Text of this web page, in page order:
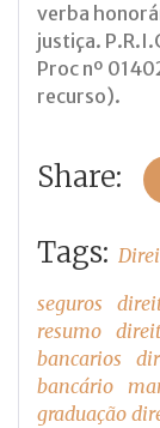
verba
justiça.
Proc nº
recurso).
Share:
Tags:
seguros
resumo
bancarios
bancário
graduação